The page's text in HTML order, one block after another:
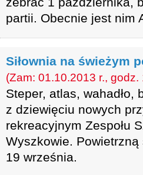
partii. Obecnie jest nim
Siłownia na świeżym
(Zam: 01.10.2013 r., godz.
Steper, atlas,
z dziewięciu nowych
rekreacyjnym Zespołu
Wyszkowie. Powietrzną
19 września.